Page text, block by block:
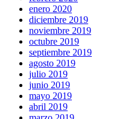
enero 2020
diciembre 2019
noviembre 2019
octubre 2019
septiembre 2019
agosto 2019
julio 2019
junio 2019
mayo 2019
abril 2019